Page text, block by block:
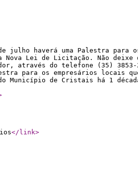
julho haverá uma Palestra para
Lei de Licitação. Não deixe
através do telefone (35)
para os empresários locais
Município de Cristais há 1
</link>